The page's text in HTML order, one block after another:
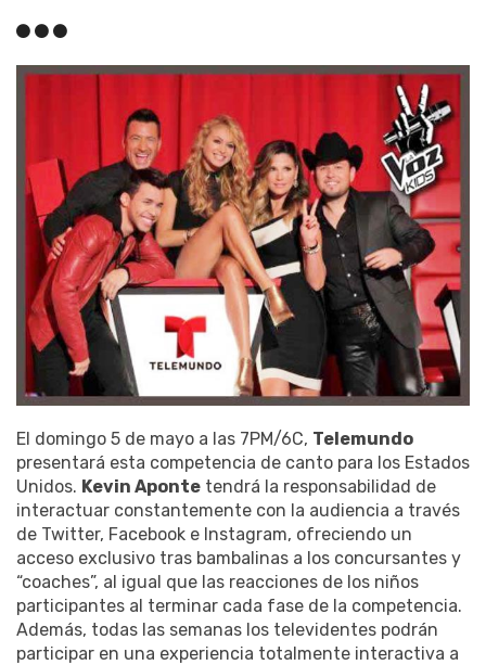
El domingo 5 de mayo a las 7PM/6C, Telemundo
presentará esta competencia de canto para los Estados
Unidos. Kevin Aponte tendrá la responsabilidad de
interactuar constantemente con la audiencia a través
de Twitter, Facebook e Instagram, ofreciendo un
acceso exclusivo tras bambalinas a los concursantes y
“coaches”, al igual que las reacciones de los niños
participantes al terminar cada fase de la competencia.
Además, todas las semanas los televidentes podrán
participar en una experiencia totalmente interactiva a